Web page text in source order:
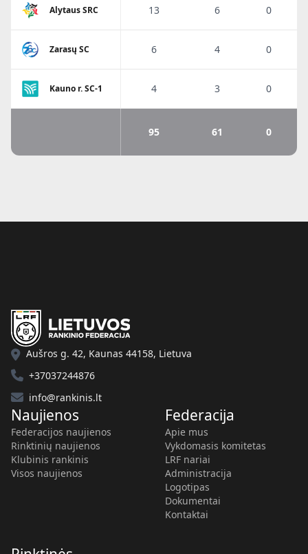
Alytaus SRC 13 6 0
Zarasų SC 6 4 0
Kauno r. SC-1 4 3 0
95 61 0
Aušros g. 42, Kaunas 44158, Lietuva
+37037244876
info@rankinis.lt
Naujienos
Federacijos naujienos
Rinktinių naujienos
Klubinis rankinis
Visos naujienos
Federacija
Apie mus
Vykdomasis komitetas
LRF nariai
Administracija
Logotipas
Dokumentai
Kontaktai